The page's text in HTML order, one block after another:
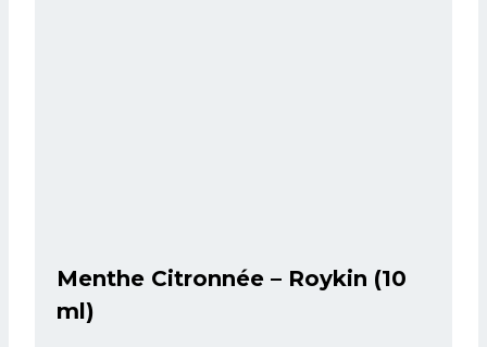
Menthe Citronnée – Roykin (10
ml)